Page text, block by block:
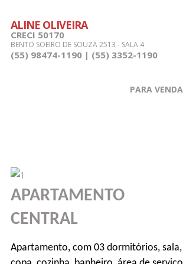
ALINE OLIVEIRA
CRECI 50170
BENTO SOEIRO DE SOUZA 2513 - SALA 4
(55) 98474-1190 | (55) 3352-1190
PARA
APARTAMENTO
CENTRAL
Apartamento, com 03 dormitórios, sala,